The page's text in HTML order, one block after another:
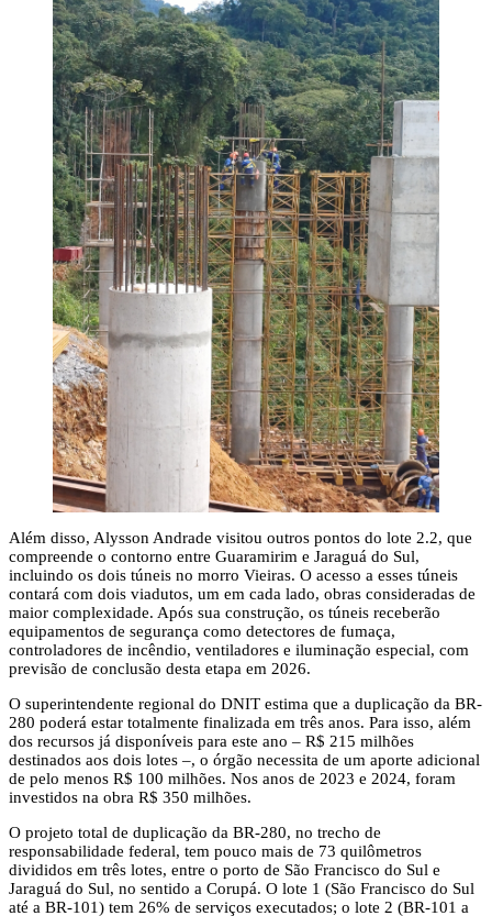
Além disso, Alysson Andrade visitou outros pontos do lote 2.2, que
compreende o contorno entre Guaramirim e Jaraguá do Sul,
incluindo os dois túneis no morro Vieiras. O acesso a esses túneis
contará com dois viadutos, um em cada lado, obras consideradas de
maior complexidade. Após sua construção, os túneis receberão
equipamentos de segurança como detectores de fumaça,
controladores de incêndio, ventiladores e iluminação especial, com
previsão de conclusão desta etapa em 2026.
O superintendente regional do DNIT estima que a duplicação da BR-
280 poderá estar totalmente finalizada em três anos. Para isso, além
dos recursos já disponíveis para este ano – R$ 215 milhões
destinados aos dois lotes –, o órgão necessita de um aporte adicional
de pelo menos R$ 100 milhões. Nos anos de 2023 e 2024, foram
investidos na obra R$ 350 milhões.
O projeto total de duplicação da BR-280, no trecho de
responsabilidade federal, tem pouco mais de 73 quilômetros
divididos em três lotes, entre o porto de São Francisco do Sul e
Jaraguá do Sul, no sentido a Corupá. O lote 1 (São Francisco do Sul
até a BR-101) tem 26% de serviços executados; o lote 2 (BR-101 a